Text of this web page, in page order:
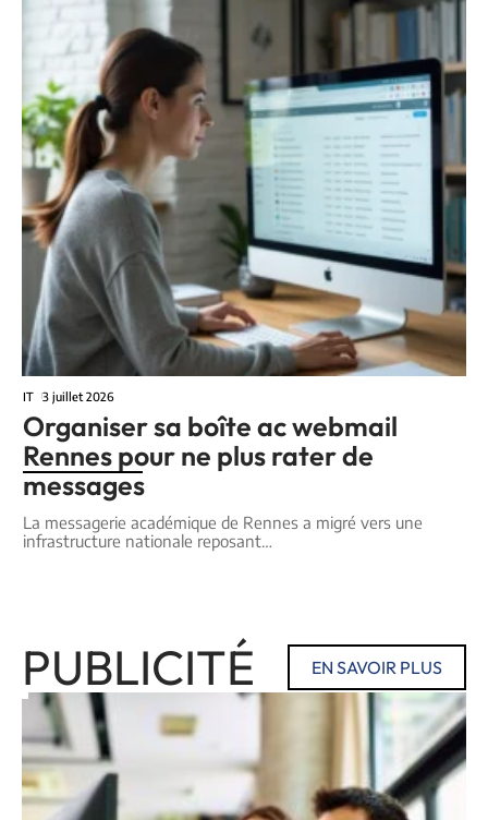
IT 3 juillet 2026
Organiser sa boîte ac webmail
Rennes pour ne plus rater de
messages
La messagerie académique de Rennes a migré vers une
infrastructure nationale reposant
PUBLICITÉ EN SAVOIR PLUS